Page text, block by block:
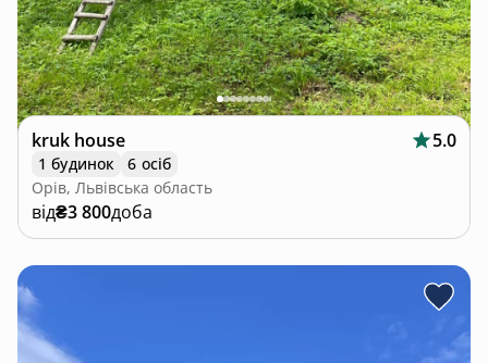
kruk house 5.0
1 будинок
6 осіб
Орів, Львівська область
від₴3 800доба